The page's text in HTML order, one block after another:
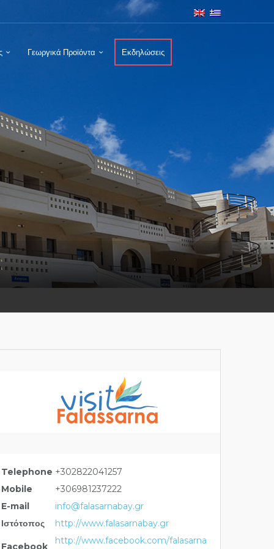
Γεωργικά Προϊόντα Εκδηλώσεις
Telephone +302822041257
Mobile
+306981237222
E-mail
info@falasarnabay.gr
Ιστότοπος
http://www.falasarnabay.gr
Facebook
http://www.facebook.com/falasarna